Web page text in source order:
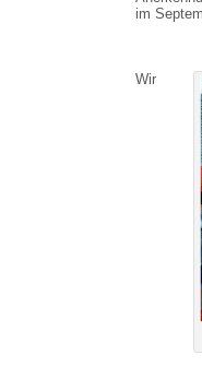
im
Wir